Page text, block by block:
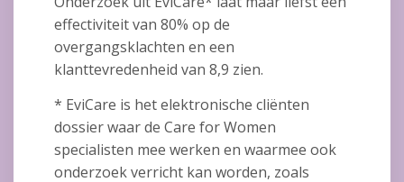
effectiviteit van 80% op de
overgangsklachten en een
klanttevredenheid van 8,9 zien.
* EviCare is het elektronische cliënten
dossier waar de Care for Women
specialisten mee werken en waarmee ook
onderzoek verricht kan worden, zoals